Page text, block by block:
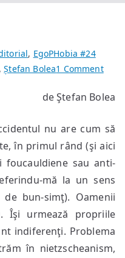
, EgoPHobia #24
,Ștefan Bolea1 Commenton
vs.
de Ştefan Bolea
nu are cum să
în primul rând (şi aici
sau anti-
mă la un sens
bun-simţ). Oamenii
Îşi urmează propriile
indiferenţi. Problema
în nietzscheanism,